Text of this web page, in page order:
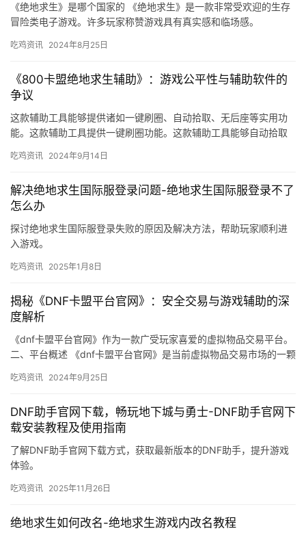
《绝地求生》是哪个国家的 《绝地求生》是一款非常受欢迎的生存
冒险类电子游戏。许多玩家称赞游戏具有真实感和临场感。
吃鸡资讯 2024年8月25日
《800卡盟绝地求生辅助》：游戏公平性与辅助软件的
争议
这款辅助工具能够提供诸如一键刷圈、自动拾取、无后座等实用功
能。这款辅助工具提供一键刷圈功能。这款辅助工具能够自动拾取
吃鸡资讯 2024年9月14日
解决绝地求生国际服登录问题-绝地求生国际服登录不了
怎么办
探讨绝地求生国际服登录失败的原因及解决方法，帮助玩家顺利进
入游戏。
吃鸡资讯 2025年1月8日
揭秘《DNF卡盟平台官网》：安全交易与游戏辅助的深
度解析
《dnf卡盟平台官网》作为一款广受玩家喜爱的虚拟物品交易平台。
二、平台概述 《dnf卡盟平台官网》是当前虚拟物品交易市场的一颗
吃鸡资讯 2024年9月25日
DNF助手官网下载，畅玩地下城与勇士-DNF助手官网下
载安装教程及使用指南
了解DNF助手官网下载方式，获取最新版本的DNF助手，提升游戏
体验。
吃鸡资讯 2025年11月26日
绝地求生如何改名-绝地求生游戏内改名教程